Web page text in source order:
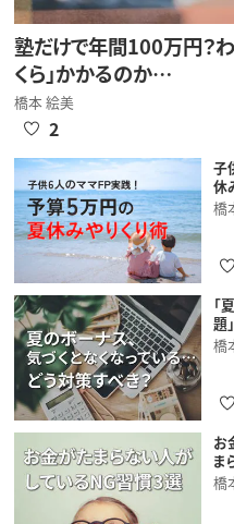
塾だけで年間100万円？わ
くら」かかるのか…
橋本 絵美
2
子
休
橋
「
題
橋
お
ま
橋